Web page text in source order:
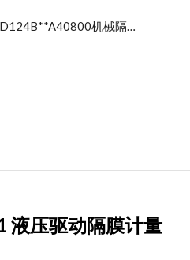
SEKO赛高MM1D124B**A40800机械隔膜计量泵
液压驱动隔膜计量